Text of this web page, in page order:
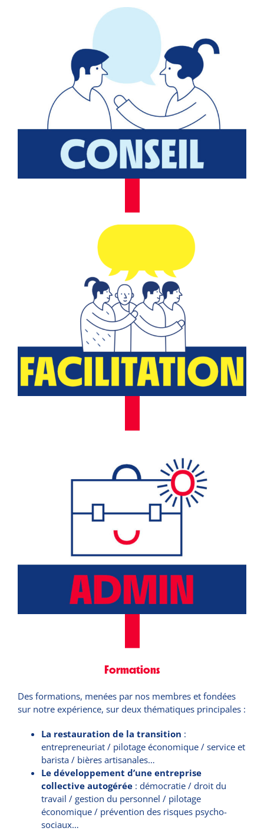
Formations
Des formations, menées par nos membres et fondées
sur notre expérience, sur deux thématiques principales :
La restauration de la transition :
entrepreneuriat / pilotage économique / service et
barista / bières artisanales…
Le développement d’une entreprise
collective autogérée: démocratie / droit du
travail / gestion du personnel / pilotage
économique / prévention des risques psycho-
sociaux…